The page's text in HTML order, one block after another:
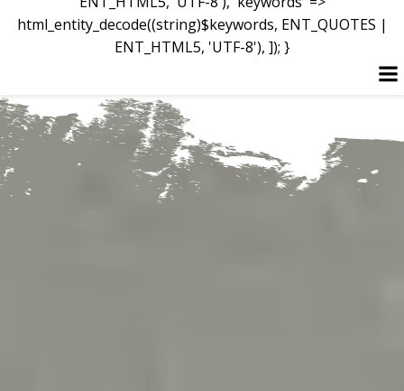
html_entity_decode((string)$keywords, ENT_QUOTES |
ENT_HTML5, 'UTF-8'), ]); }